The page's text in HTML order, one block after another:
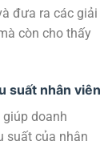
đưa ra các giải
còn cho thấy
suất nhân viên
giúp doanh
suất của nhân